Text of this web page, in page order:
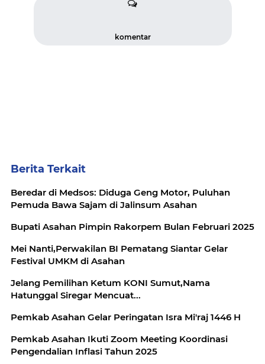
komentar
Berita Terkait
Beredar di Medsos: Diduga Geng Motor, Puluhan
Pemuda Bawa Sajam di Jalinsum Asahan
Bupati Asahan Pimpin Rakorpem Bulan Februari 2025
Mei Nanti,Perwakilan BI Pematang Siantar Gelar
Festival UMKM di Asahan
Jelang Pemilihan Ketum KONI Sumut,Nama
Hatunggal Siregar Mencuat...
Pemkab Asahan Gelar Peringatan Isra Mi'raj 1446 H
Pemkab Asahan Ikuti Zoom Meeting Koordinasi
Pengendalian Inflasi Tahun 2025